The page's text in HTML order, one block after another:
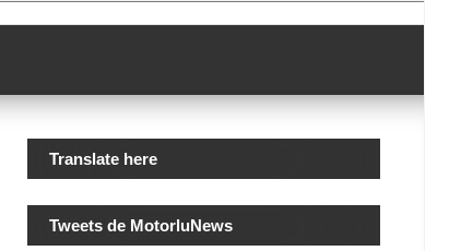
Translate here
Tweets de MotorluNews